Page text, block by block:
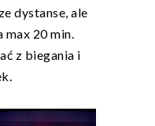
dystanse, ale
max 20 min.
z biegania i